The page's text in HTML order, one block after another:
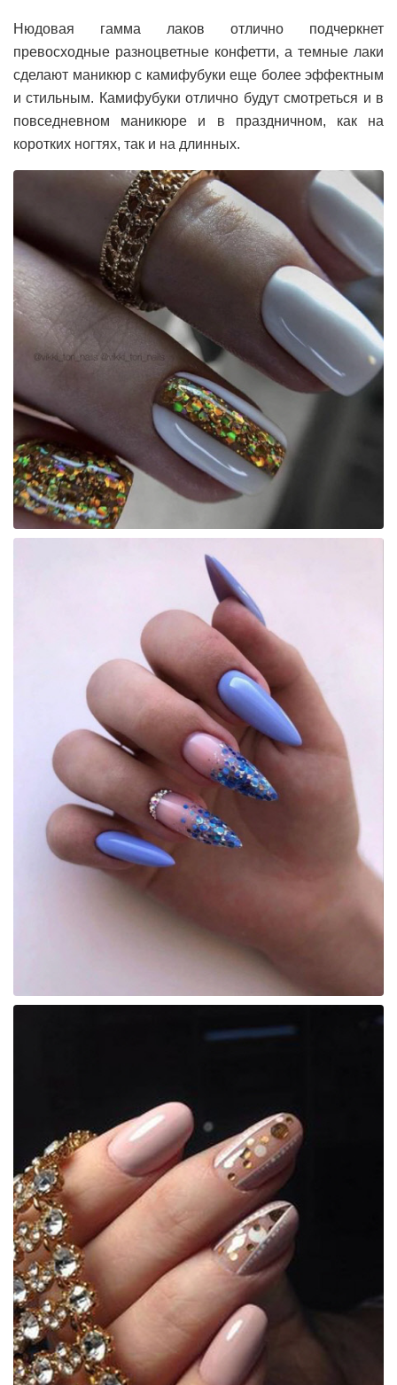
Нюдовая гамма лаков отлично подчеркнет
превосходные разноцветные конфетти, а темные лаки
сделают маникюр с камифубуки еще более эффектным
и стильным. Камифубуки отлично будут смотреться и в
повседневном маникюре и в праздничном, как на
коротких ногтях, так и на длинных.